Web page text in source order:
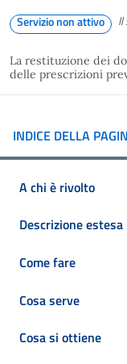
Servizio non attivo Il
La restituzione dei
delle prescrizioni
INDICE DELLA
A chi è rivolto
Descrizione estesa
Come fare
Cosa serve
Cosa si ottiene